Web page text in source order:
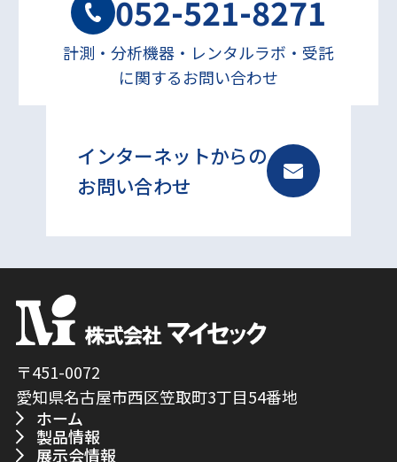
052-521-8271
計測・分析機器・レンタルラボ・受託
に関するお問い合わせ
インターネットからの
お問い合わせ
〒451-0072
愛知県名古屋市西区笠取町3丁目54番地
ホーム
製品情報
展示会情報